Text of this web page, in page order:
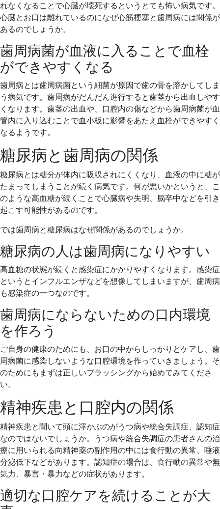
れなくなることで心臓が壊死するというとても怖い病気です。
心臓とお口は離れているのになぜ心筋梗塞と歯周病には関係が
あるのでしょうか。
歯周病菌が血液に入ることで血栓
ができやすくなる
歯周病とは歯周病菌という細菌が原因で歯の骨を溶かしてしま
う病気です。歯周病がだんだん進行すると歯茎から出血しやす
くなります。歯茎の出血や、口腔内の傷などから歯周病菌が血
管内に入り込むことで血小板に影響をあたえ血栓ができやすく
なるようです。
糖尿病と歯周病の関係
糖尿病とは糖分が体内に吸収されにくくなり、血液の中に糖が
たまってしまうことが続く病気です。何が悪いかというと、こ
のような高血糖が続くことで心臓病や失明、脳卒中などを引き
起こす可能性があるのです。
では歯周病と糖尿病はなぜ関係があるのでしょうか。
糖尿病の人は歯周病になりやすい
高血糖の状態が続くと感染症にかかりやすくなります。感染症
というとインフルエンザなどを想像してしまいますが、歯周病
も感染症の一つなのです。
歯周病にならないための口内環境
を作ろう
ご自身の健康のためにも、お口の中からしっかりとケアし、歯
周病菌に感染しないような口腔環境を作っていきましょう。そ
のためにもまずは正しいブラッシングから始めてみてくださ
い。
精神疾患と口腔内の関係
精神疾患と聞いて頭に浮かぶのがうつ病や統合失調症、認知症
なのではないでしょうか。うつ病や統合失調症の患者さんの治
療に用いられる向精神薬の副作用の中には食行動の異常、唾液
分泌低下などがあります。認知症の場合は、食行動の異常や無
気力、暴言・暴力などの症状があります。
適切な口腔ケアを続けることが大